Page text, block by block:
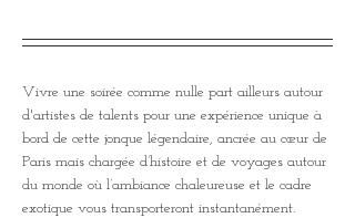
Vivre une soirée comme nulle part ailleurs autour
d'artistes de talents pour une expérience unique à
bord de cette jonque légendaire, ancrée au cœur de
Paris mais chargée d’histoire et de voyages autour
du monde où l’ambiance chaleureuse et le cadre
exotique vous transporteront instantanément.